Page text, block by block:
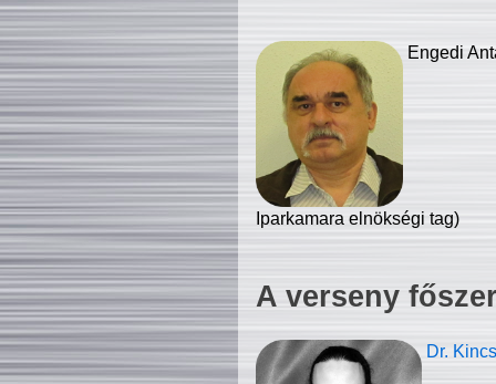
Engedi
Iparkamara elnökségi tag)
A verseny
Dr.